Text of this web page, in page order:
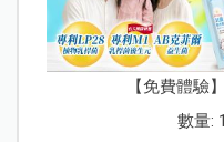
【免費體驗
數量: